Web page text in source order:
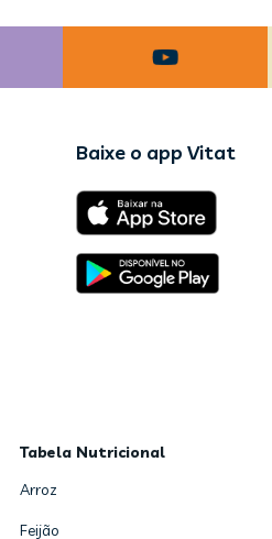
Baixe o app Vitat
Tabela Nutricional
Arroz
Feijão